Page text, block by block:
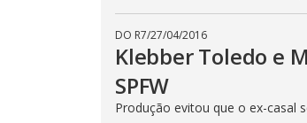
DO R7/27/04/2016
Klebber Toledo e
SPFW
Produção evitou que o ex-casal